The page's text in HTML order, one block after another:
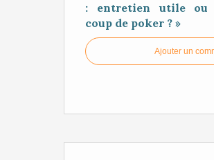
: entretien utile ou
coup de poker ? »
Ajouter un